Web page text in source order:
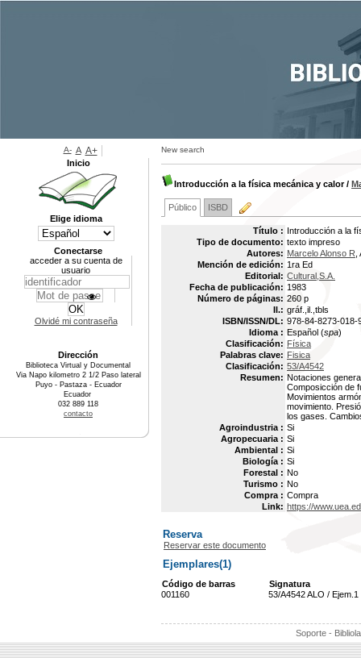
New search
Introducción a la física mecánica y calor/
Público ISBD
Título : Introducción a la
Tipo de documento: texto impreso
Autores: Marcelo Alonso R
Mención de edición: 1ra Ed
Editorial: Cultural,S.A.
Fecha de publicación: 1983
Número de páginas: 260 p
Il.: gráf.,il.,tbls
ISBN/ISSN/DL: 978-84-8273-018-
Idioma : Español (spa)
Clasificación: Física
Palabras clave: Fisica
Clasificación: 53/A4542
Resumen: Notaciones
Composicción de
Movimientos
movimiento.
los gases.
Agroindustria : Si
Agropecuaria : Si
Ambiental : Si
Biología : Si
Forestal : No
Turismo : No
Compra : Compra
Link: https://
Reserva
Reservar este documento
Ejemplares(1)
Código de barras
Signatura
001160
53/A4542 ALO / Ejem.1
Soporte -
A- A A+
Inicio
Elige idioma
Conectarse
acceder a su cuenta de
usuario
Olvidé mi contraseña
Dirección
Biblioteca Virtual y Documental
Via Napo kilometro 2 1/2 Paso lateral
Puyo - Pastaza - Ecuador
Ecuador
032 889 118
contacto